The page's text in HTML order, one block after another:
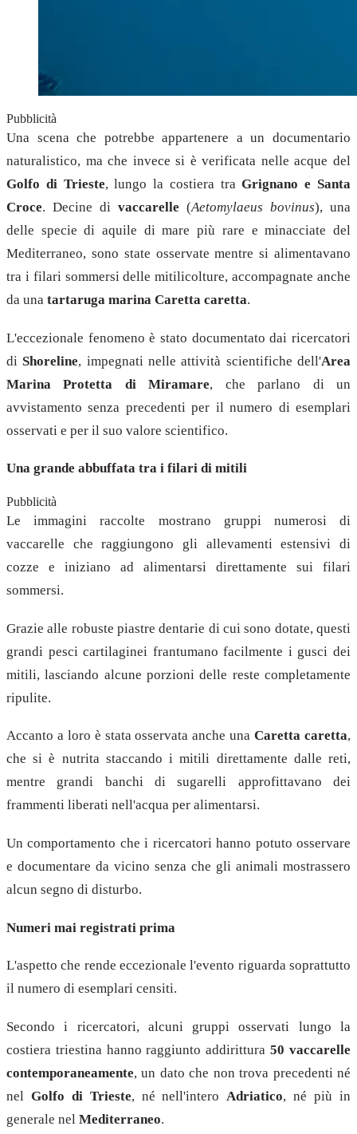
Pubblicità
Una scena che potrebbe appartenere a un documentario
naturalistico, ma che invece si è verificata nelle acque del
Golfo di Trieste, lungo la costiera traGrignano e Santa
Croce. Decine di vaccarelle (Aetomylaeus bovinus), una
delle specie di aquile di mare più rare e minacciate del
Mediterraneo, sono state osservate mentre si alimentavano
tra i filari sommersi delle mitilicolture, accompagnate anche
da una tartaruga marina Caretta caretta.
L'eccezionale fenomeno è stato documentato dai ricercatori
di Shoreline, impegnati nelle attività scientifiche dell'Area
Marina Protetta di Miramare, che parlano di un
avvistamento senza precedenti per il numero di esemplari
osservati e per il suo valore scientifico.
Una grande abbuffata tra i filari di mitili
Pubblicità
Le immagini raccolte mostrano gruppi numerosi di
vaccarelle che raggiungono gli allevamenti estensivi di
cozze e iniziano ad alimentarsi direttamente sui filari
sommersi.
Grazie alle robuste piastre dentarie di cui sono dotate, questi
grandi pesci cartilaginei frantumano facilmente i gusci dei
mitili, lasciando alcune porzioni delle reste completamente
ripulite.
Accanto a loro è stata osservata anche unaCaretta caretta,
che si è nutrita staccando i mitili direttamente dalle reti,
mentre grandi banchi di sugarelli approfittavano dei
frammenti liberati nell'acqua per alimentarsi.
Un comportamento che i ricercatori hanno potuto osservare
e documentare da vicino senza che gli animali mostrassero
alcun segno di disturbo.
Numeri mai registrati prima
L'aspetto che rende eccezionale l'evento riguarda soprattutto
il numero di esemplari censiti.
Secondo i ricercatori, alcuni gruppi osservati lungo la
costiera triestina hanno raggiunto addirittura50 vaccarelle
contemporaneamente, un dato che non trova precedenti né
nel Golfo di Trieste, né nell'interoAdriatico, né più in
generale nel Mediterraneo.